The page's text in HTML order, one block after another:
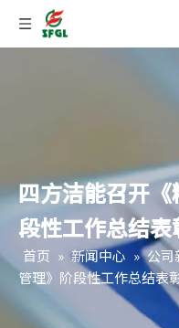
四方洁能召开
段性工作总结表
首页 » 新闻中心 » 公司
管理》阶段性工作总结表